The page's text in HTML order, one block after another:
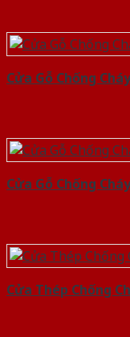
Cửa Gỗ Chống
Cửa Gỗ Chống
Cửa Thép Chống